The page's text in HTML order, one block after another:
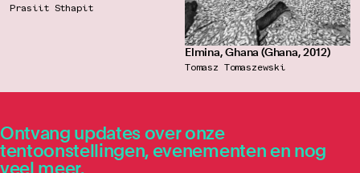
Prasiit Sthapit
Elmina, Ghana (Ghana, 2012)
Tomasz Tomaszewski
Ontvang updates over onze
tentoonstellingen, evenementen en nog
veel meer.